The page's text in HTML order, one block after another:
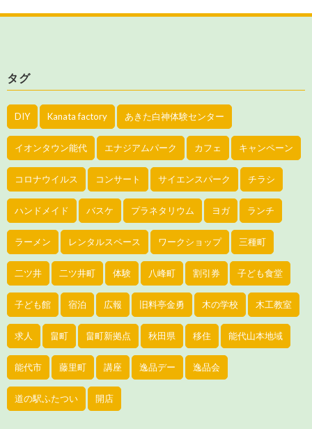
タグ
DIY Kanata factory あきた白神体験センター
イオンタウン能代 エナジアムパーク カフェ キャンペーン
コロナウイルス コンサート サイエンスパーク チラシ
ハンドメイド バスケ プラネタリウム ヨガ ランチ
ラーメン レンタルスペース ワークショップ 三種町
二ツ井 二ツ井町 体験 八峰町 割引券 子ども食堂
子ども館 宿泊 広報 旧料亭金勇 木の学校 木工教室
求人 畠町 畠町新拠点 秋田県 移住 能代山本地域
能代市 藤里町 講座 逸品デー 逸品会
道の駅ふたつい 開店